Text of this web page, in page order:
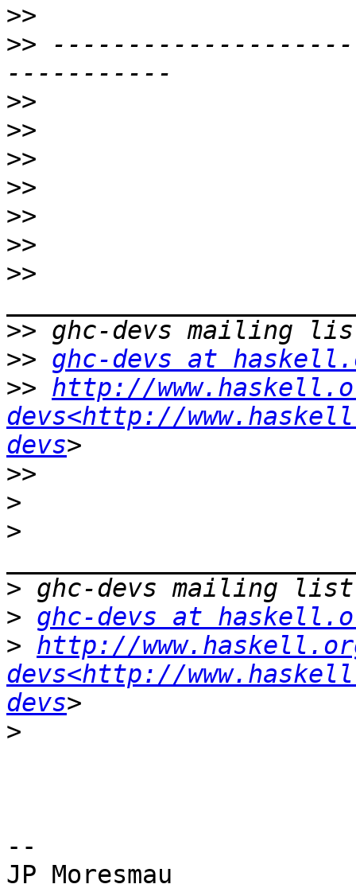
>>
>>
>>
>>
>>
>>
>>
>>
>>
>>
>> ghc-devs at
>> http://
devs<http://
devs
>>
>
>
>
> ghc-devs at
> http://
devs<http://
devs
>
--